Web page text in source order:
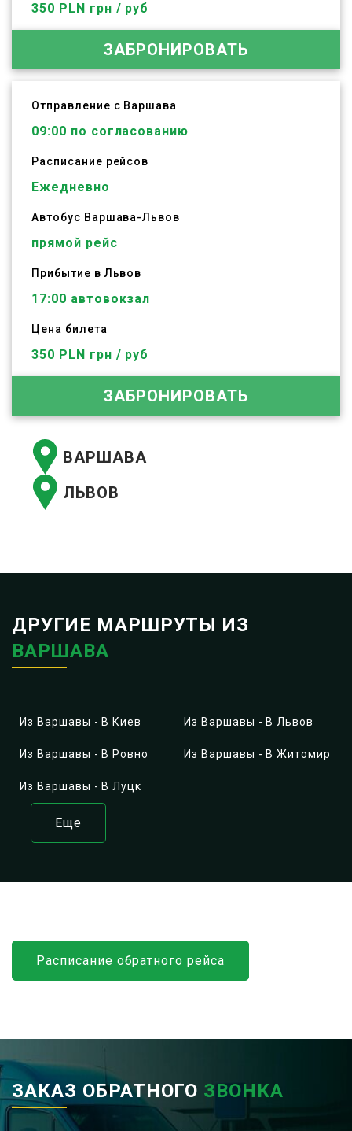
350 PLN грн / руб
ЗАБРОНИРОВАТЬ
Отправление с Варшава
09:00 по согласованию
Расписание рейсов
Ежедневно
Автобус Варшава-Львов
прямой рейс
Прибытие в Львов
17:00 автовокзал
Цена билета
350 PLN грн / руб
ЗАБРОНИРОВАТЬ
ВАРШАВА
ЛЬВОВ
ДРУГИЕ МАРШРУТЫ ИЗ
ВАРШАВА
Из Варшавы - В Киев Из Варшавы - В Львов
Из Варшавы - В Ровно Из Варшавы - В Житомир
Из Варшавы - В Луцк
Еще
Расписание обратного рейса
ЗАКАЗ ОБРАТНОГО ЗВОНКА